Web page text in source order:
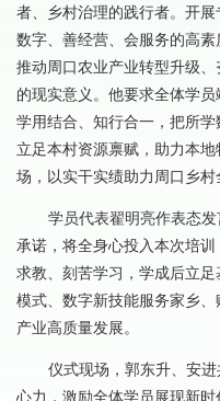
者、乡村治理的践行者。开
数字、善经营、会服务的高
推动周口农业产业转型升级
的现实意义。他要求全体学
学用结合、知行合一，把所学
立足本村资源禀赋，助力本
场，以实干实绩助力周口乡村
学员代表翟明亮作表态
承诺，将全身心投入本次培
求教、刻苦学习，学成后立
模式、数字新技能服务家乡
产业高质量发展。
仪式现场，郭东升、安
心力，激励全体学员展现新时